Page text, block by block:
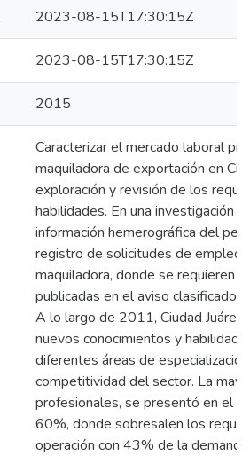
2023-08-15T17:30:15Z
2023-08-15T17:30:15Z
2015
Caracterizar el mercado laboral
maquiladora de exportación en
exploración y revisión de los
habilidades. En una investigación
información hemerográfica del
registro de solicitudes de empleo
maquiladora, donde se requieren
publicadas en el aviso clasificado
A lo largo de 2011, Ciudad
nuevos conocimientos y
diferentes áreas de
competitividad del sector. La
profesionales, se presentó en el
60%, donde sobresalen los
operación con 43% de la